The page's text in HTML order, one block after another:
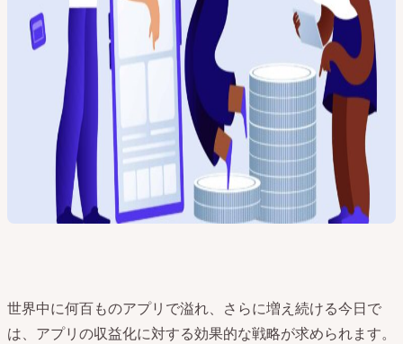
世界中に何百ものアプリで溢れ、さらに増え続ける今日で
は、アプリの収益化に対する効果的な戦略が求められます。